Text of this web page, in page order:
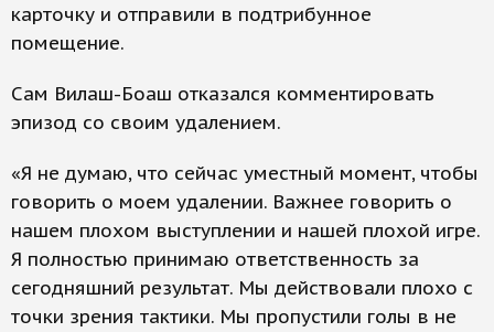
карточку и отправили в подтрибунное
помещение.
Сам Вилаш-Боаш отказался комментировать
эпизод со своим удалением.
«Я не думаю, что сейчас уместный момент, чтобы
говорить о моем удалении. Важнее говорить о
нашем плохом выступлении и нашей плохой игре.
Я полностью принимаю ответственность за
сегодняшний результат. Мы действовали плохо с
точки зрения тактики. Мы пропустили голы в не